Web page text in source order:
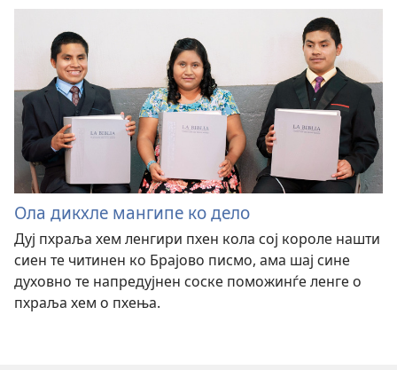
Ола дикхле мангипе ко дело
Дуј пхраља хем ленгири пхен кола сој короле нашти
сиен те читинен ко Брајово писмо, ама шај сине
духовно те напредујнен соске поможинѓе ленге о
пхраља хем о пхења.